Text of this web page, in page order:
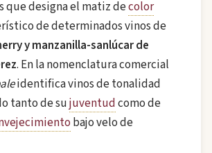
que designa el matiz decolor
de determinados vinos de
y manzanilla-sanlúcar de
. En la nomenclatura comercial
identifica vinos de tonalidad
tanto de sujuventudcomo de
bajo velo de